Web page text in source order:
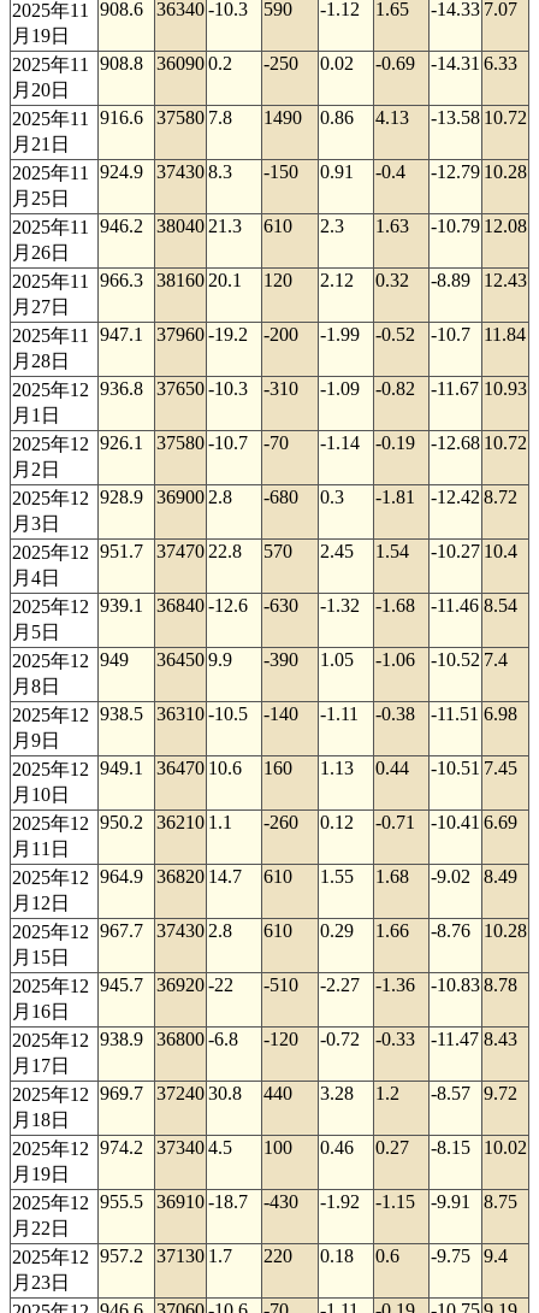
2025年11
月19日
908.6 36340-10.3 590 -1.12 1.65 -14.33 7.07
2025年11
月20日
908.8 360900.2 -250 0.02 -0.69 -14.31 6.33
2025年11
月21日
916.6 37580 7.8 1490 0.86 4.13 -13.58 10.72
2025年11
月25日
924.9 374308.3 -150 0.91 -0.4 -12.79 10.28
2025年11
月26日
946.2 38040 21.3 610 2.3 1.63 -10.79 12.08
2025年11
月27日
966.3 38160 20.1 120 2.12 0.32 -8.89 12.43
2025年11
月28日
947.1 37960-19.2 -200 -1.99 -0.52 -10.7 11.84
2025年12
月1日
936.8 37650-10.3 -310 -1.09 -0.82 -11.67 10.93
2025年12
月2日
926.1 37580-10.7 -70 -1.14 -0.19 -12.68 10.72
2025年12
月3日
928.9 36900 2.8 -680 0.3 -1.81 -12.42 8.72
2025年12
月4日
951.7 37470 22.8 570 2.45 1.54 -10.27 10.4
2025年12
月5日
939.1 36840-12.6 -630 -1.32 -1.68 -11.46 8.54
2025年12
月8日
949 364509.9 -390 1.05 -1.06 -10.52 7.4
2025年12
月9日
938.5 36310-10.5 -140 -1.11 -0.38 -11.51 6.98
2025年12
月10日
949.1 36470 10.6 160 1.13 0.44 -10.51 7.45
2025年12
月11日
950.2 36210 1.1 -260 0.12 -0.71 -10.41 6.69
2025年12
月12日
964.9 36820 14.7 610 1.55 1.68 -9.02 8.49
2025年12
月15日
967.7 37430 2.8 610 0.29 1.66 -8.76 10.28
2025年12
月16日
945.7 36920-22 -510 -2.27 -1.36 -10.838.78
2025年12
月17日
938.9 36800-6.8 -120 -0.72 -0.33 -11.47 8.43
2025年12
月18日
969.7 3724030.8 440 3.28 1.2 -8.57 9.72
2025年12
月19日
974.2 373404.5 100 0.46 0.27 -8.15 10.02
2025年12
月22日
955.5 36910-18.7 -430 -1.92 -1.15 -9.91 8.75
2025年12
月23日
957.2 37130 1.7 220 0.18 0.6 -9.75 9.4